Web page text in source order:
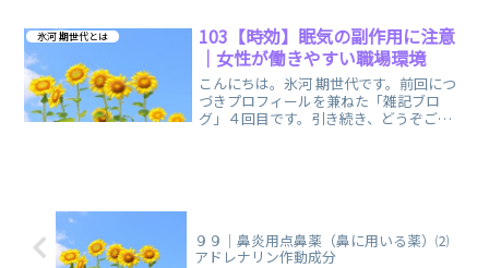
氷河 期世代とは
103【時効】眠気の副作用に注意
｜女性が働きやすい職場環境
こんにちは。氷河 期世代です。前回につ
づきプロフィールを兼ねた「雑記ブロ
グ」４回目です。引き続き、どうぞご覧
９９｜鼻炎用点鼻薬（鼻に用いる薬）⑵
アドレナリン作動成分